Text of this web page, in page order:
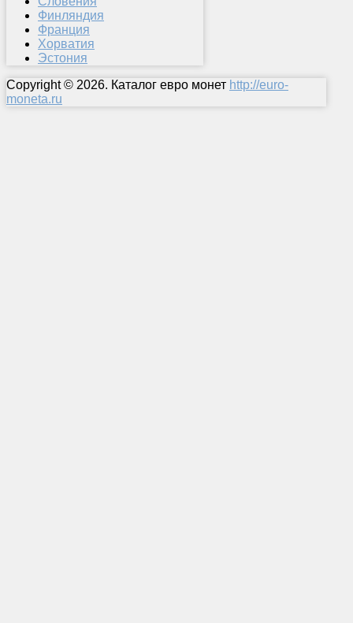
Финляндия
Франция
Хорватия
Эстония
Copyright © 2026. Каталог евро монет http://euro-
moneta.ru